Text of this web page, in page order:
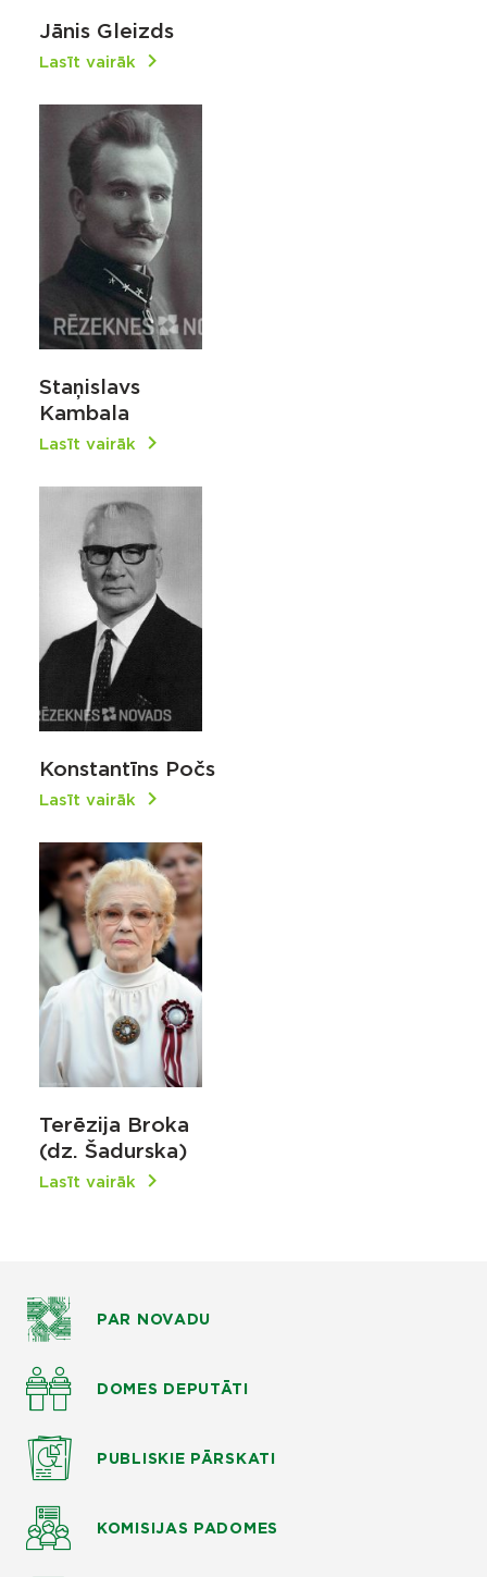
Jānis Gleizds
Lasīt vairāk
Staņislavs
Kambala
Lasīt vairāk
Konstantīns Počs
Lasīt vairāk
Terēzija Broka
(dz. Šadurska)
Lasīt vairāk
PAR NOVADU
DOMES DEPUTĀTI
PUBLISKIE PĀRSKATI
KOMISIJAS PADOMES